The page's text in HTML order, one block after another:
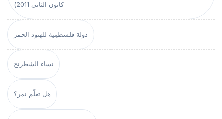
كانون الثاني 2011)
دولة فلسطينية للهنود الحمر
نساء الشطرنج
هل تعلّم نمر؟